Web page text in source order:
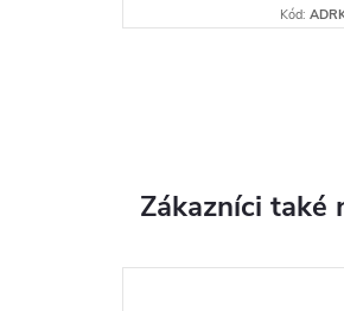
Kód:
Zákazníci také